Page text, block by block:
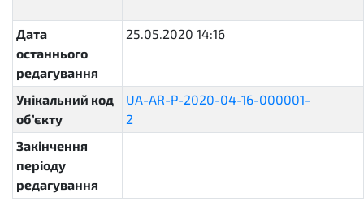
Дата
останнього
редагування
25.05.2020 14:16
Унікальний код
об’єкту
UA-AR-P-2020-04-16-000001-
2
Закінчення
періоду
редагування